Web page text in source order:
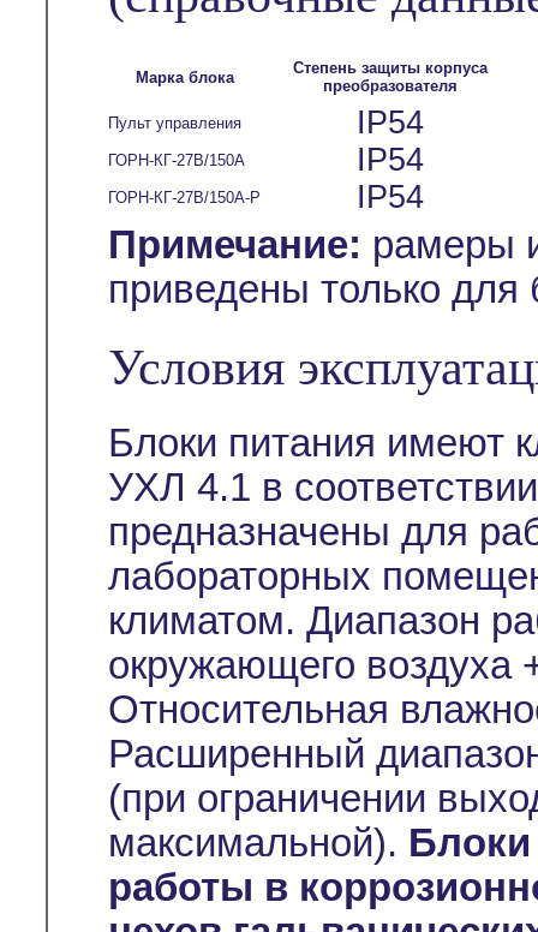
Марка блока
Степень защиты корпуса
преобразователя
Пульт управления IP54
ГОРН-КГ-27В/150А IP54
ГОРН-КГ-27В/150А-Р IP54
Примечание: рамеры
приведены только для
Условия
Блоки питания имеют
УХЛ 4.1 в
предназначены для
лабораторных
климатом. Диапазон
окружающего воздуха
Относительная
Расширенный
(при ограничении
максимальной).
работы в